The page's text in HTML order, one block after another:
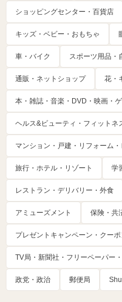
ショッピングセンター・百貨店
キッズ・ベビー・おもちゃ
車・バイク スポーツ用品・
通販・ネットショップ 花・
本・雑誌・音楽・DVD・映画・
ヘルス&ビューティ・フィットネ
マンション・戸建・リフォーム
旅行・ホテル・リゾート 学
レストラン・デリバリー・外食
アミューズメント 保険・共
プレゼントキャンペーン・クーポ
TV局・新聞社・フリーペーパー
政党・政治 郵便局